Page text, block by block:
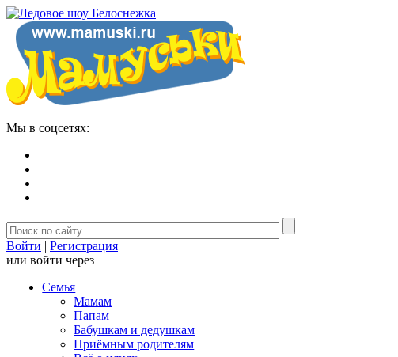
Мы в соцсетях:
Войти | Регистрация
или войти через
Семья
Мамам
Папам
Бабушкам и дедушкам
Приёмным родителям